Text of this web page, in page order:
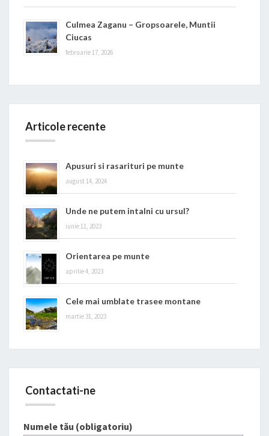
Culmea Zaganu – Gropsoarele, Muntii
Ciucas
februarie 17, 2026
Articole recente
Apusuri si rasarituri pe munte
august 14, 2024
Unde ne putem intalni cu ursul?
iunie 11, 2023
Orientarea pe munte
aprilie 4, 2023
Cele mai umblate trasee montane
martie 31, 2023
Contactati-ne
Numele tău (obligatoriu)